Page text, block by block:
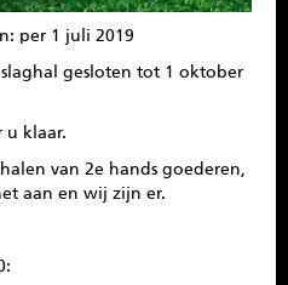
per 1 juli 2019
gesloten tot 1 oktober
u klaar.
van 2e hands goederen,
aan en wij zijn er.